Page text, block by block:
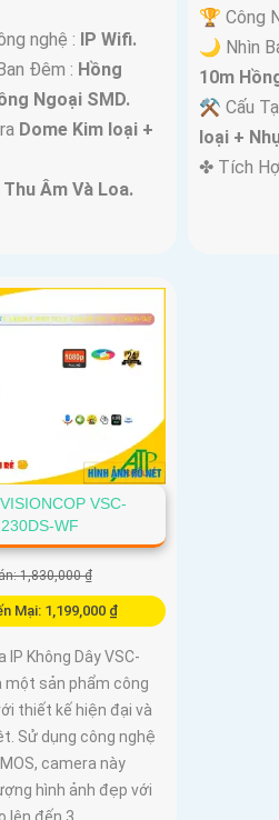
nghệ : IP Wifi.
Đêm : Hồng
Ngoại SMD.
Dome Kim loại +
Thu Âm Và Loa.
🏆 Công
🌙 Nhìn
10m
⚒ Cấu
loại +
️✤ Tích
VSC-
WF
1,830,000 ₫
Mại: 1,199,000 ₫
IP Không Dây VSC-
một sản phẩm công
thiết kế hiện đại và
Sử dụng công nghệ
camera này
hình ảnh đẹp với